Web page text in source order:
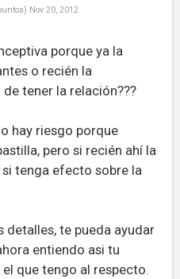
Nov 20, 2012
porque ya la
o recién la
tener la relación???
hay riesgo porque
pero si recién ahí la
tenga efecto sobre la
detalles, te pueda ayudar
entiendo asi tu
que tengo al respecto.